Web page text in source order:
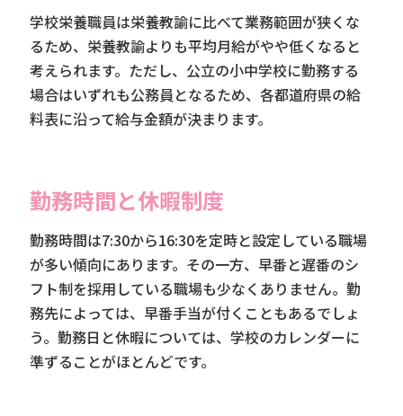
学校栄養職員は栄養教諭に比べて業務範囲が狭くな
るため、栄養教諭よりも平均月給がやや低くなると
考えられます。ただし、公立の小中学校に勤務する
場合はいずれも公務員となるため、各都道府県の給
料表に沿って給与金額が決まります。
勤務時間と休暇制度
勤務時間は7:30から16:30を定時と設定している職場
が多い傾向にあります。その一方、早番と遅番のシ
フト制を採用している職場も少なくありません。勤
務先によっては、早番手当が付くこともあるでしょ
う。勤務日と休暇については、学校のカレンダーに
準ずることがほとんどです。